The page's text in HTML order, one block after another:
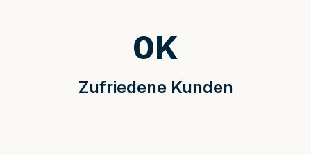
Zufriedene Kunden
0K